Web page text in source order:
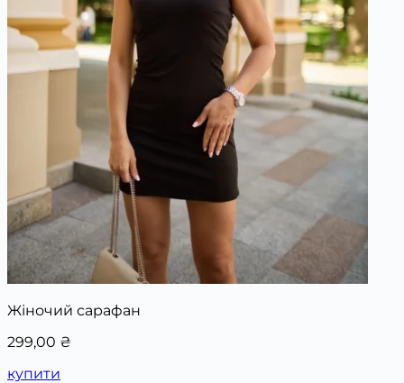
Жіночий сарафан
299,00 ₴
купити